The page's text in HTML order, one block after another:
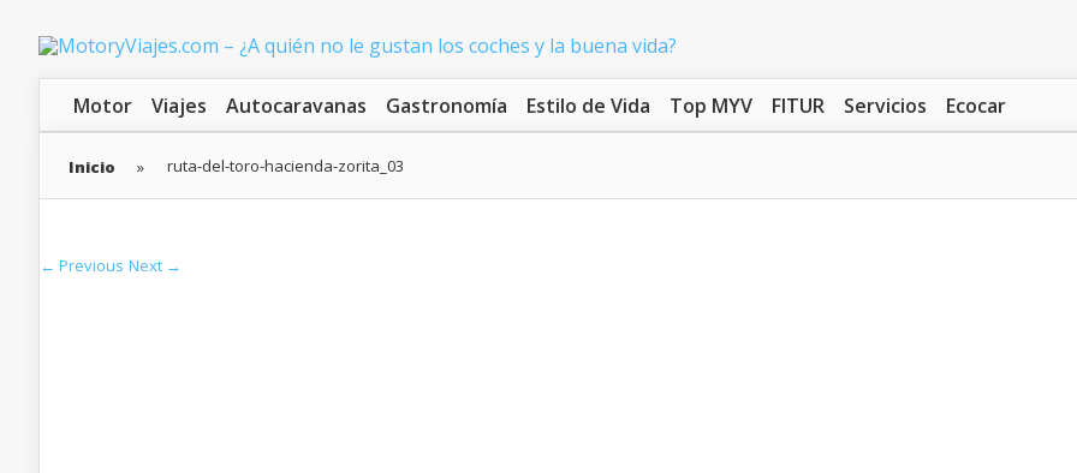
Motor Viajes Autocaravanas Gastronomía Estilo de Vida Top MYV FITUR Servicios Ecocar
Inicio » ruta-del-toro-hacienda-zorita_03
← Previous Next →